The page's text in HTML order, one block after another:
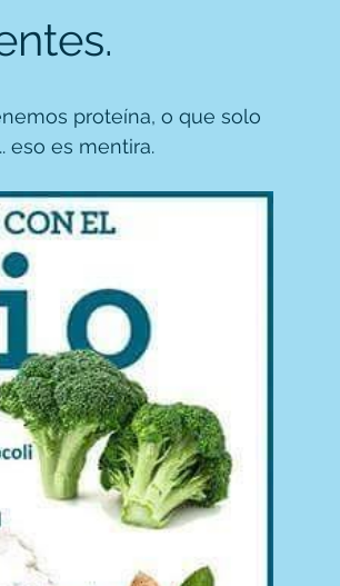
proteína, o que solo
eso es mentira.